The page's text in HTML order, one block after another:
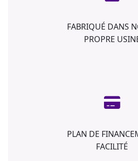
FABRIQUÉ DANS
PROPRE
PLAN DE
FACILITÉ